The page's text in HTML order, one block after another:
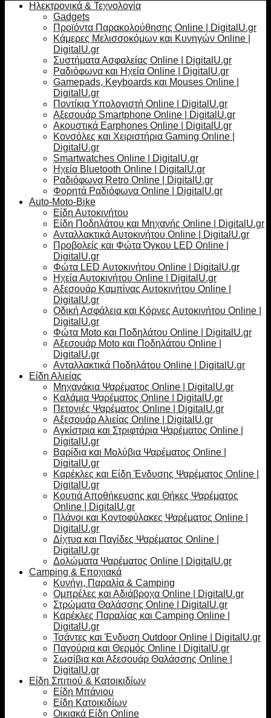
Ηλεκτρονικά & Τεχνολογία
Gadgets
Προϊόντα Παρακολούθησης Online | DigitalU.gr
Κάμερες Μελισσοκόμων και Κυνηγών Online |
DigitalU.gr
Συστήματα Ασφαλείας Online | DigitalU.gr
Ραδιόφωνα και Ηχεία Online | DigitalU.gr
Gamepads, Keyboards και Mouses Online |
DigitalU.gr
Ποντίκια Υπολογιστή Online | DigitalU.gr
Αξεσουάρ Smartphone Online | DigitalU.gr
Ακουστικά Earphones Online | DigitalU.gr
Κονσόλες και Χειριστήρια Gaming Online |
DigitalU.gr
Smartwatches Online | DigitalU.gr
Ηχεία Bluetooth Online | DigitalU.gr
Ραδιόφωνα Retro Online | DigitalU.gr
Φορητά Ραδιόφωνα Online | DigitalU.gr
Auto-Moto-Bike
Είδη Αυτοκινήτου
Είδη Ποδηλάτου και Μηχανής Online | DigitalU.gr
Ανταλλακτικά Αυτοκινήτου Online | DigitalU.gr
Προβολείς και Φώτα Όγκου LED Online |
DigitalU.gr
Φώτα LED Αυτοκινήτου Online | DigitalU.gr
Ηχεία Αυτοκινήτου Online | DigitalU.gr
Αξεσουάρ Καμπίνας Αυτοκινήτου Online |
DigitalU.gr
Οδική Ασφάλεια και Κόρνες Αυτοκινήτου Online |
DigitalU.gr
Φώτα Moto και Ποδηλάτου Online | DigitalU.gr
Αξεσουάρ Moto και Ποδηλάτου Online |
DigitalU.gr
Ανταλλακτικά Ποδηλάτου Online | DigitalU.gr
Είδη Αλιείας
Μηχανάκια Ψαρέματος Online | DigitalU.gr
Καλάμια Ψαρέματος Online | DigitalU.gr
Πετονιές Ψαρέματος Online | DigitalU.gr
Αξεσουάρ Αλιείας Online | DigitalU.gr
Αγκίστρια και Στριφτάρια Ψαρέματος Online |
DigitalU.gr
Βαρίδια και Μολύβια Ψαρέματος Online |
DigitalU.gr
Καρέκλες και Είδη Ένδυσης Ψαρέματος Online |
DigitalU.gr
Κουτιά Αποθήκευσης και Θήκες Ψαρέματος
Online | DigitalU.gr
Πλάνοι και Κοντοφύλακες Ψαρέματος Online |
DigitalU.gr
Δίχτυα και Παγίδες Ψαρέματος Online |
DigitalU.gr
Δολώματα Ψαρέματος Online | DigitalU.gr
Camping & Εποχιακά
Κυνήγι, Παραλία & Camping
Ομπρέλες και Αδιάβροχα Online | DigitalU.gr
Στρώματα Θαλάσσης Online | DigitalU.gr
Καρέκλες Παραλίας και Camping Online |
DigitalU.gr
Τσάντες και Ένδυση Outdoor Online | DigitalU.gr
Παγούρια και Θερμός Online | DigitalU.gr
Σωσίβια και Αξεσουάρ Θαλάσσης Online |
DigitalU.gr
Είδη Σπιτιού & Κατοικιδίων
Είδη Μπάνιου
Είδη Κατοικιδίων
Οικιακά Είδη Online